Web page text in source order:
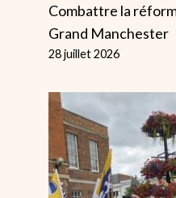
Combattre la
Grand Manchester
28 juillet 2026